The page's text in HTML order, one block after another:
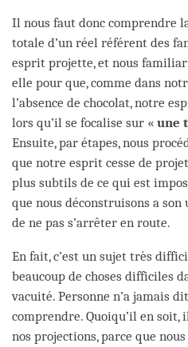
Il nous faut donc comprendre
totale d’un réel référent des
esprit projette, et nous
elle pour que, comme dans
l’absence de chocolat, notre
lors qu’il se focalise sur « une
Ensuite, par étapes, nous
que notre esprit cesse de
plus subtils de ce qui est
que nous déconstruisons a
de ne pas s’arrêter en route.
En fait, c’est un sujet très
beaucoup de choses difficiles
vacuité. Personne n’a jamais
comprendre. Quoiqu’il en
nos projections, parce que